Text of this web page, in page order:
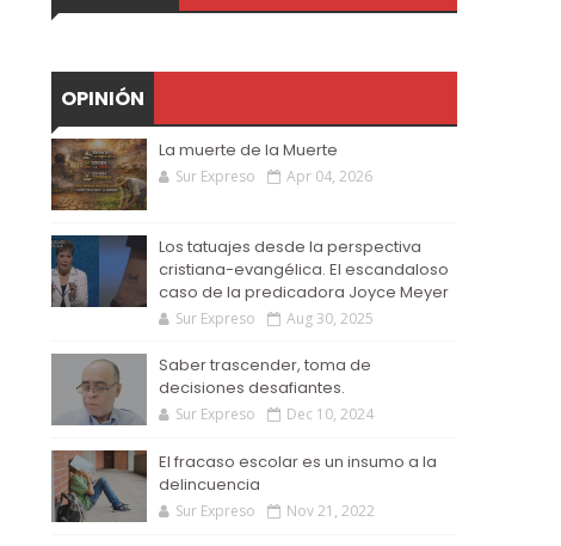
OPINIÓN
La muerte de la Muerte
Sur Expreso Apr 04, 2026
Los tatuajes desde la perspectiva
cristiana-evangélica. El escandaloso
caso de la predicadora Joyce Meyer
Sur Expreso Aug 30, 2025
Saber trascender, toma de
decisiones desafiantes.
Sur Expreso Dec 10, 2024
El fracaso escolar es un insumo a la
delincuencia
Sur Expreso Nov 21, 2022